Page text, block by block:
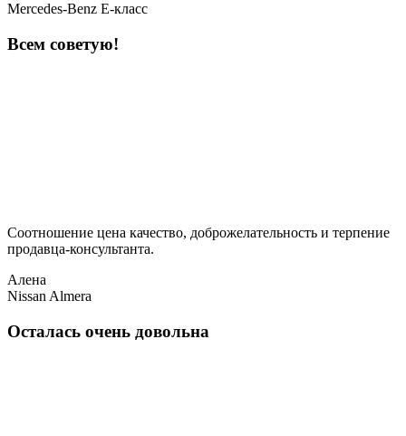
Mercedes-Benz E-класс
Всем советую!
Соотношение цена качество, доброжелательность и терпение
продавца-консультанта.
Алена
Nissan Almera
Осталась очень довольна